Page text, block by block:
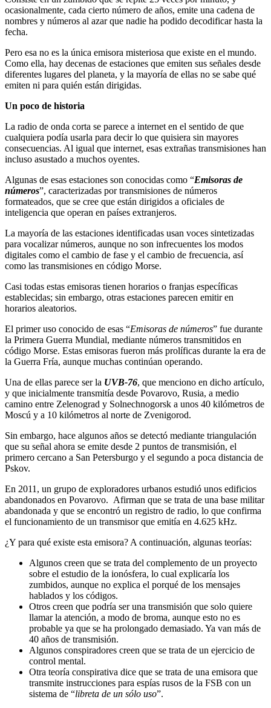
ocasionalmente, cada cierto número de años, emite una cadena de
nombres y números al azar que nadie ha podido decodificar hasta la
fecha.
Pero esa no es la única emisora misteriosa que existe en el mundo.
Como ella, hay decenas de estaciones que emiten sus señales desde
diferentes lugares del planeta, y la mayoría de ellas no se sabe qué
emiten ni para quién están dirigidas.
Un poco de historia
La radio de onda corta se parece a internet en el sentido de que
cualquiera podía usarla para decir lo que quisiera sin mayores
consecuencias. Al igual que internet, esas extrañas transmisiones han
incluso asustado a muchos oyentes.
Algunas de esas estaciones son conocidas como “Emisoras de
números”, caracterizadas por transmisiones de números
formateados, que se cree que están dirigidos a oficiales de
inteligencia que operan en países extranjeros.
La mayoría de las estaciones identificadas usan voces sintetizadas
para vocalizar números, aunque no son infrecuentes los modos
digitales como el cambio de fase y el cambio de frecuencia, así
como las transmisiones en código Morse.
Casi todas estas emisoras tienen horarios o franjas específicas
establecidas; sin embargo, otras estaciones parecen emitir en
horarios aleatorios.
El primer uso conocido de esas “Emisoras de números” fue durante
la Primera Guerra Mundial, mediante números transmitidos en
código Morse. Estas emisoras fueron más prolíficas durante la era de
la Guerra Fría, aunque muchas continúan operando.
Una de ellas parece ser la UVB-76, que menciono en dicho artículo,
y que inicialmente transmitía desde Povarovo, Rusia, a medio
camino entre Zelenograd y Solnechnogorsk a unos 40 kilómetros de
Moscú y a 10 kilómetros al norte de Zvenigorod.
Sin embargo, hace algunos años se detectó mediante triangulación
que su señal ahora se emite desde 2 puntos de transmisión, el
primero cercano a San Petersburgo y el segundo a poca distancia de
Pskov.
En 2011, un grupo de exploradores urbanos estudió unos edificios
abandonados en Povarovo. Afirman que se trata de una base militar
abandonada y que se encontró un registro de radio, lo que confirma
el funcionamiento de un transmisor que emitía en 4.625 kHz.
¿Y para qué existe esta emisora? A continuación, algunas teorías:
Algunos creen que se trata del complemento de un proyecto
sobre el estudio de la ionósfera, lo cual explicaría los
zumbidos, aunque no explica el porqué de los mensajes
hablados y los códigos.
Otros creen que podría ser una transmisión que solo quiere
llamar la atención, a modo de broma, aunque esto no es
probable ya que se ha prolongado demasiado. Ya van más de
40 años de transmisión.
Algunos conspiradores creen que se trata de un ejercicio de
control mental.
Otra teoría conspirativa dice que se trata de una emisora que
transmite instrucciones para espías rusos de la FSB con un
sistema de “libreta de un sólo uso”.